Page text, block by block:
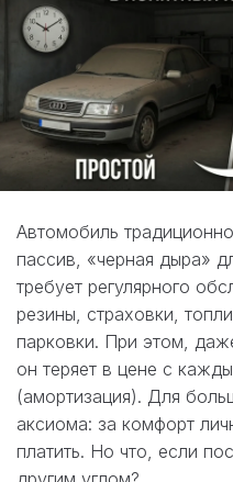
Автомобиль
пассив, «черная дыра»
требует регулярного
резины, страховки,
парковки. При этом,
он теряет в цене с
(амортизация). Для
аксиома: за комфорт
платить. Но что, если